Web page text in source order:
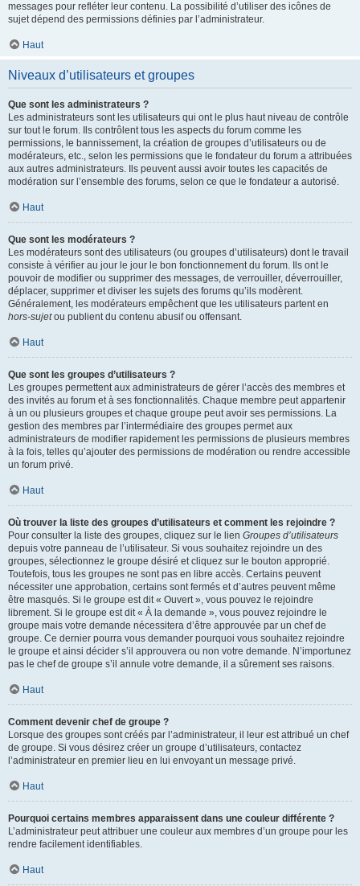
messages pour refléter leur contenu. La possibilité d’utiliser des icônes de
sujet dépend des permissions définies par l’administrateur.
Haut
Niveaux d’utilisateurs et groupes
Que sont les administrateurs ?
Les administrateurs sont les utilisateurs qui ont le plus haut niveau de contrôle
sur tout le forum. Ils contrôlent tous les aspects du forum comme les
permissions, le bannissement, la création de groupes d’utilisateurs ou de
modérateurs, etc., selon les permissions que le fondateur du forum a attribuées
aux autres administrateurs. Ils peuvent aussi avoir toutes les capacités de
modération sur l’ensemble des forums, selon ce que le fondateur a autorisé.
Haut
Que sont les modérateurs ?
Les modérateurs sont des utilisateurs (ou groupes d’utilisateurs) dont le travail
consiste à vérifier au jour le jour le bon fonctionnement du forum. Ils ont le
pouvoir de modifier ou supprimer des messages, de verrouiller, déverrouiller,
déplacer, supprimer et diviser les sujets des forums qu’ils modèrent.
Généralement, les modérateurs empêchent que les utilisateurs partent en
hors-sujetou publient du contenu abusif ou offensant.
Haut
Que sont les groupes d’utilisateurs ?
Les groupes permettent aux administrateurs de gérer l’accès des membres et
des invités au forum et à ses fonctionnalités. Chaque membre peut appartenir
à un ou plusieurs groupes et chaque groupe peut avoir ses permissions. La
gestion des membres par l’intermédiaire des groupes permet aux
administrateurs de modifier rapidement les permissions de plusieurs membres
à la fois, telles qu’ajouter des permissions de modération ou rendre accessible
un forum privé.
Haut
Où trouver la liste des groupes d’utilisateurs et comment les rejoindre ?
Pour consulter la liste des groupes, cliquez sur le lien Groupes d’utilisateurs
depuis votre panneau de l’utilisateur. Si vous souhaitez rejoindre un des
groupes, sélectionnez le groupe désiré et cliquez sur le bouton approprié.
Toutefois, tous les groupes ne sont pas en libre accès. Certains peuvent
nécessiter une approbation, certains sont fermés et d’autres peuvent même
être masqués. Si le groupe est dit « Ouvert », vous pouvez le rejoindre
librement. Si le groupe est dit « À la demande », vous pouvez rejoindre le
groupe mais votre demande nécessitera d’être approuvée par un chef de
groupe. Ce dernier pourra vous demander pourquoi vous souhaitez rejoindre
le groupe et ainsi décider s’il approuvera ou non votre demande. N’importunez
pas le chef de groupe s’il annule votre demande, il a sûrement ses raisons.
Haut
Comment devenir chef de groupe ?
Lorsque des groupes sont créés par l’administrateur, il leur est attribué un chef
de groupe. Si vous désirez créer un groupe d’utilisateurs, contactez
l’administrateur en premier lieu en lui envoyant un message privé.
Haut
Pourquoi certains membres apparaissent dans une couleur différente ?
L’administrateur peut attribuer une couleur aux membres d’un groupe pour les
rendre facilement identifiables.
Haut